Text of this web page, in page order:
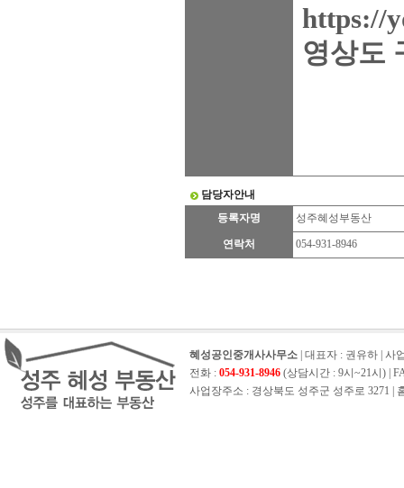
https://
영상도
담당자안내
등록자명
성주혜성부동산
연락처 054-931-8946
혜성공인중개사사무소 | 대표자 : 권유하 | 사
전화 : 054-931-8946 (상담시간 : 9시~21시) |
사업장주소 : 경상북도 성주군 성주로 3271 |